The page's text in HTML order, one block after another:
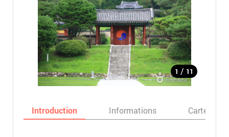
1 / 11
Introduction Informations Carte